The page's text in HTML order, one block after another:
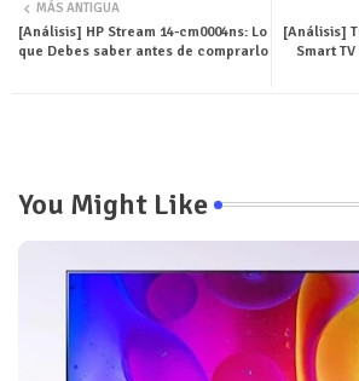
[Análisis]
Smart
MÁS ANTIGUA
[Análisis] HP Stream 14-cm0004ns: Lo
que Debes saber antes de comprarlo
You Might Like